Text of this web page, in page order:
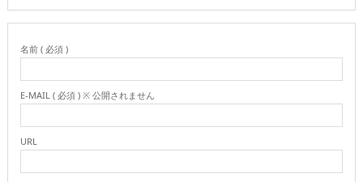
名前 ( 必須 )
E-MAIL ( 必須 ) ※ 公開されません
URL